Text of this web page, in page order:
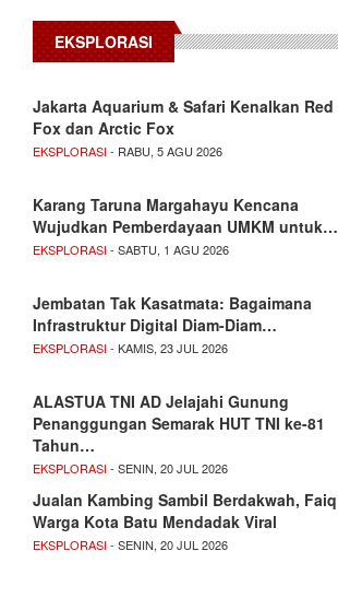
EKSPLORASI
Jakarta Aquarium & Safari Kenalkan Red
Fox dan Arctic Fox
EKSPLORASI- RABU, 5 AGU 2026
Karang Taruna Margahayu Kencana
Wujudkan Pemberdayaan UMKM untuk…
EKSPLORASI- SABTU, 1 AGU 2026
Jembatan Tak Kasatmata: Bagaimana
Infrastruktur Digital Diam-Diam…
EKSPLORASI- KAMIS, 23 JUL 2026
ALASTUA TNI AD Jelajahi Gunung
Penanggungan Semarak HUT TNI ke-81
Tahun…
EKSPLORASI- SENIN, 20 JUL 2026
Jualan Kambing Sambil Berdakwah, Faiq
Warga Kota Batu Mendadak Viral
EKSPLORASI- SENIN, 20 JUL 2026